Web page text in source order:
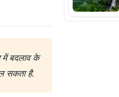
में बदलाव के
सकता है.